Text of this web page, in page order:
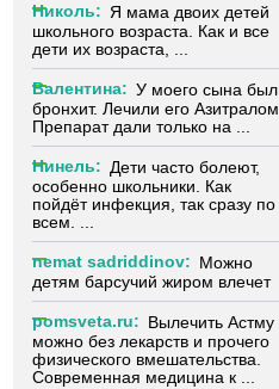
Николь: Я мама двоих детей
школьного возраста. Как и все
дети их возраста, ...
Валентина: У моего сына был
бронхит. Лечили его Азитралом.
Препарат дали только на ...
Нинель: Дети часто болеют,
особенно школьники. Как
пойдёт инфекция, так сразу по
всем. ...
nemat sadriddinov: Можно
детям барсучий жиром влечет
pomsveta.ru: Вылечить Астму
можно без лекарств и прочего
физического вмешательства.
Современная медицина к ...